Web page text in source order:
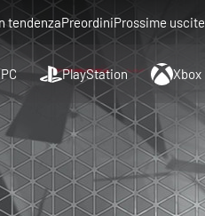
tendenzaPreordiniProssime uscite
PC PlayStation Xbox